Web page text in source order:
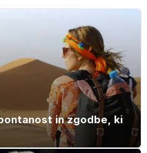
in zgodbe, ki